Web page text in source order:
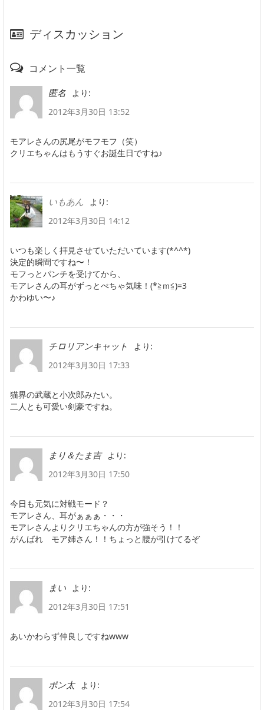
ディスカッション
コメント一覧
匿名
より:
2012年3月30日 13:52
モアレさんの尻尾がモフモフ（笑）
クリエちゃんはもうすぐお誕生日ですね♪
いもあん
より:
2012年3月30日 14:12
いつも楽しく拝見させていただいています(*^^*)
決定的瞬間ですね〜！
モフっとパンチを受けてから、
モアレさんの耳がずっとぺちゃ気味！(*≧ｍ≦)=3
かわゆい〜♪
チロリアンキャット
より:
2012年3月30日 17:33
猫界の武蔵と小次郎みたい。
二人とも可愛い剣豪ですね。
まり＆たま吉
より:
2012年3月30日 17:50
今日も元気に対戦モード？
モアレさん、耳がぁぁぁ・・・
モアレさんよりクリエちゃんの方が強そう！！
がんばれ モア姉さん！！ちょっと腰が引けてるぞ
まい
より:
2012年3月30日 17:51
あいかわらず仲良しですねwww
ポン太
より:
2012年3月30日 17:54